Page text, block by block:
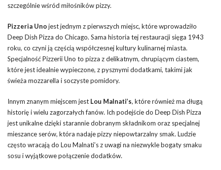
szczególnie wśród miłośników pizzy.
Pizzeria Unojest jednym z pierwszych miejsc, które wprowadziło
Deep Dish Pizza do Chicago. Sama historia tej restauracji sięga 1943
roku, co czyni ją częścią współczesnej kultury kulinarnej miasta.
Specjalność Pizzerii Uno to pizza z delikatnym, chrupiącym ciastem,
które jest idealnie wypieczone, z pysznymi dodatkami, takimi jak
świeża mozzarella i soczyste pomidory.
Innym znanym miejscem jest Lou Malnati’s, które również ma długą
historię i wielu zagorzałych fanów. Ich podejście do Deep Dish Pizza
jest unikalne dzięki starannie dobranym składnikom oraz specjalnej
mieszance serów, która nadaje pizzy niepowtarzalny smak. Ludzie
często wracają do Lou Malnati’s z uwagi na niezwykle bogaty smaku
sosu i wyjątkowe połączenie dodatków.